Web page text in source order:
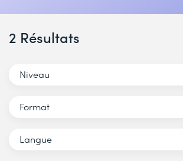
2 Résultats
Niveau
Format
Langue